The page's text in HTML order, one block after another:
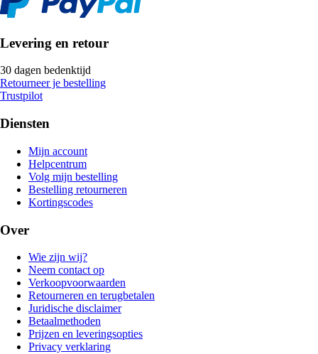
Levering en retour
30 dagen bedenktijd
Retourneer je bestelling
Trustpilot
Diensten
Mijn account
Helpcentrum
Volg mijn bestelling
Bestelling retourneren
Kortingscodes
Over
Wie zijn wij?
Neem contact op
Verkoopvoorwaarden
Retourneren en terugbetalen
Juridische disclaimer
Betaalmethoden
Prijzen en leveringsopties
Privacy verklaring